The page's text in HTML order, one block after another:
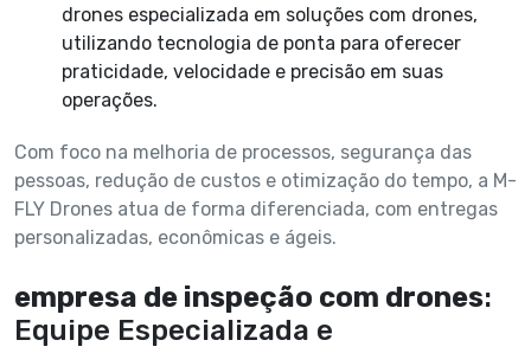
drones especializada em soluções com drones,
utilizando tecnologia de ponta para oferecer
praticidade, velocidade e precisão em suas
operações.
Com foco na melhoria de processos, segurança das
pessoas, redução de custos e otimização do tempo, a M-
FLY Drones atua de forma diferenciada, com entregas
personalizadas, econômicas e ágeis.
empresa de inspeção com drones:
Equipe Especializada e